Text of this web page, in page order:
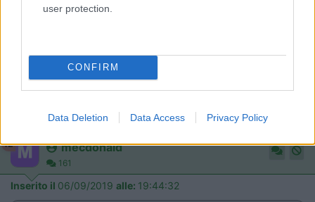
user protection.
CONFIRM
Data Deletion Data Access Privacy Policy
Michele S
Della Challenger purtroppo conosco solamente il 288ED: molto
bello. Unici difetti riscontrati, le luci del basculante, qualche
poco efficaci contro gli insetti (zanzare a stormi da sotto la
zanzariera della porta laterale).
12 mecdonald
161
Inserito il 06/09/2019 alle: 19:44:32